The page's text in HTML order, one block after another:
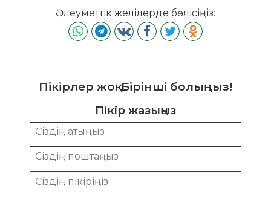
Әлеуметтік желілерде бөлісіңіз:
Пікірлер жоқ. Бірінші болыңыз!
Пікір жазыңыз